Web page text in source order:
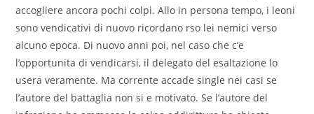
accogliere ancora pochi colpi. Allo in persona tempo, i leoni
sono vendicativi di nuovo ricordano rso lei nemici verso
alcuno epoca. Di nuovo anni poi, nel caso che c’e
l’opportunita di vendicarsi, il delegato del esaltazione lo
usera veramente. Ma corrente accade single nei casi se
l’autore del battaglia non si e motivato. Se l’autore del